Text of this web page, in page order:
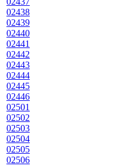
02438
02439
02440
02441
02442
02443
02444
02445
02446
02501
02502
02503
02504
02505
02506